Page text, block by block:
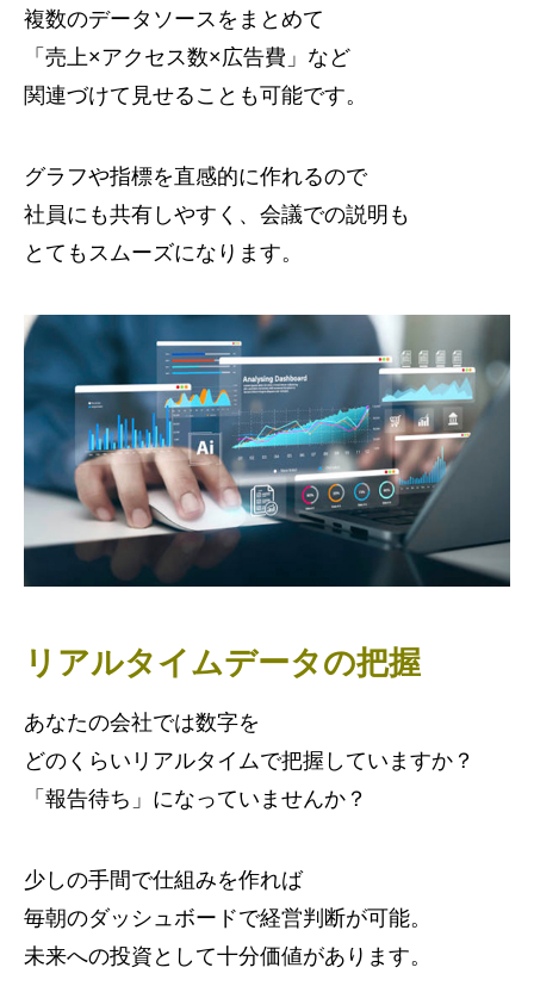
複数のデータソースをまとめて
「売上×アクセス数×広告費」など
関連づけて見せることも可能です。
グラフや指標を直感的に作れるので
社員にも共有しやすく、会議での説明も
とてもスムーズになります。
リアルタイムデータの把握
あなたの会社では数字を
どのくらいリアルタイムで把握していますか？
「報告待ち」になっていませんか？
少しの手間で仕組みを作れば
毎朝のダッシュボードで経営判断が可能。
未来への投資として十分価値があります。